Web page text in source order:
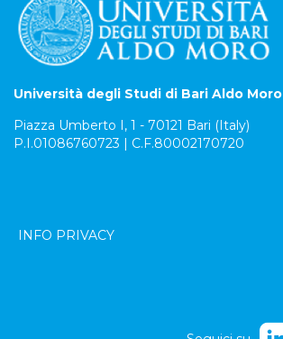
Università degli Studi di Bari Aldo Moro
Piazza Umberto I, 1 - 70121 Bari (Italy)
P.I.01086760723 | C.F.80002170720
INFO PRIVACY